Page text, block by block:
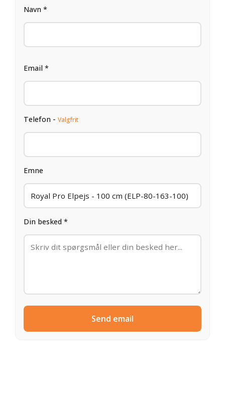
Navn *
Email *
Telefon - Valgfrit
Emne
Din besked *
Send email